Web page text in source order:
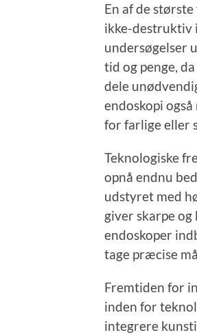
En af de
ikke-destruktiv
undersøgelser
tid og penge,
dele
endoskopi
for farlige eller
Teknologiske
opnå endnu
udstyret med
giver skarpe
endoskoper
tage præcise
Fremtiden for
inden for
integrere